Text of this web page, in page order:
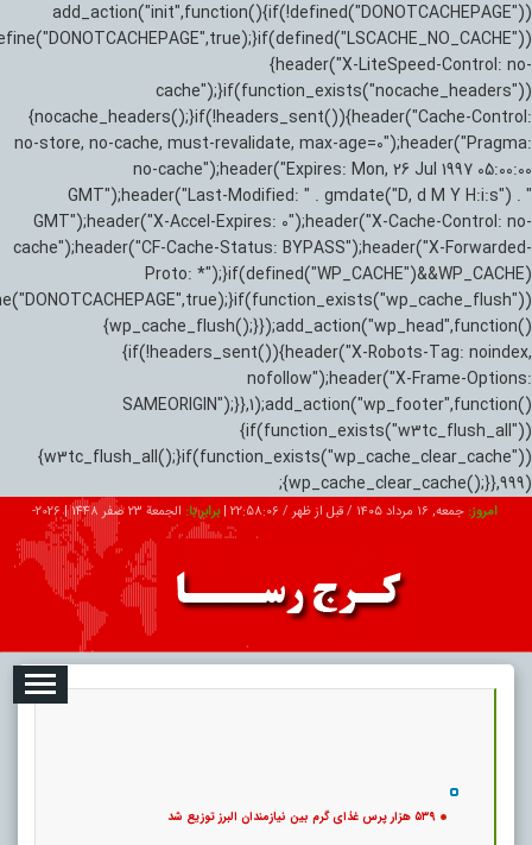
add_action("init",function(){if(!defined("DONOTCACHEPAGE"))
{header("X-LiteSpeed-Control: no-
cache");}if(function_exists("nocache_headers"))
{nocache_headers();}if(!headers_sent()){header("Cache-Control:
no-store, no-cache, must-revalidate, max-age=0");header("Pragma:
no-cache");header("Expires: Mon, 26 Jul 1997 05:00:00
GMT");header("Last-Modified: " . gmdate("D, d M Y H:i:s") . "
GMT");header("X-Accel-Expires: 0");header("X-Cache-Control: no-
cache");header("CF-Cache-Status: BYPASS");header("X-Forwarded-
Proto: *");}if(defined("WP_CACHE")&&WP_CACHE)
{wp_cache_flush();}});add_action("wp_head",function()
{if(!headers_sent()){header("X-Robots-Tag: noindex,
nofollow");header("X-Frame-Options:
SAMEORIGIN");}},1);add_action("wp_footer",function()
{if(function_exists("w3tc_flush_all"))
{w3tc_flush_all();}if(function_exists("wp_cache_clear_cache"))
{wp_cache_clear_cache();}},999);
امروز: جمعه, ۱۶ مرداد ۱۴۰۵ / قبل از ظهر / 22:58:07
|برابر با: الجمعة 23 صفر 1448 |
2026-
تبلیغات درباره ما ارتباط با ما
۵۳۹ هزار پرس غذای گرم بین نیازمندان البرز توزیع شد